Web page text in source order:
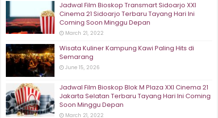
Jadwal Film Bioskop Transmart Sidoarjo XXI
Cinema 21 Sidoarjo Terbaru Tayang Hari Ini
Coming Soon Minggu Depan
March 21, 2022
Wisata Kuliner Kampung Kawi Paling Hits di
Semarang
June 15, 2026
Jadwal Film Bioskop Blok M Plaza XXI Cinema 21
Jakarta Selatan Terbaru Tayang Hari Ini Coming
Soon Minggu Depan
March 21, 2022